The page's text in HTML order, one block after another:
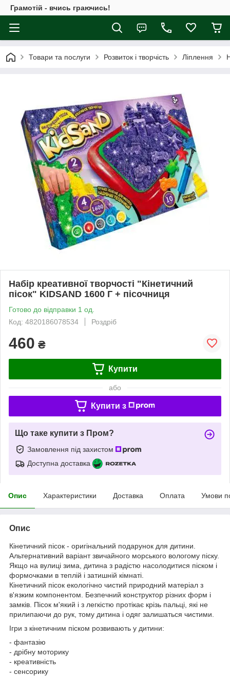
Грамотій - вчись граючись!
Товари та послуги Розвиток і творчість Ліплення
Набір креативної творчості "Кінетичний
пісок" KIDSAND 1600 Г + пісочниця
Готово до відправки 1 од.
Код: 4820186078534
Роздріб
460 ₴
Купити
або
Купити з
Що таке купити з Пром?
Замовлення під захистом
Доступна доставка
Опис Характеристики Доставка Оплата Умови
Опис
Кінетичний пісок - оригінальний подарунок для дитини.
Альтернативний варіант звичайного морського вологому піску.
Якщо на вулиці зима, дитина з радістю насолодитися піском і
формочками в теплій і затишній кімнаті.
Кінетичний пісок екологічно чистий природний матеріал з
в'язким компонентом. Безпечний конструктор різних форм і
замків. Пісок м'який і з легкістю протікає крізь пальці, які не
прилипаючи до рук, тому дитина і одяг залишаться чистими.
Ігри з кінетичним піском розвивають у дитини:
- фантазію
- дрібну моторику
- креативність
- сенсорику